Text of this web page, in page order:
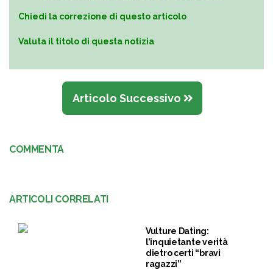
Chiedi la correzione di questo articolo
Valuta il titolo di questa notizia
Articolo Successivo
COMMENTA
ARTICOLI CORRELATI
Vulture Dating:
l’inquietante verità
dietro certi “bravi
ragazzi”